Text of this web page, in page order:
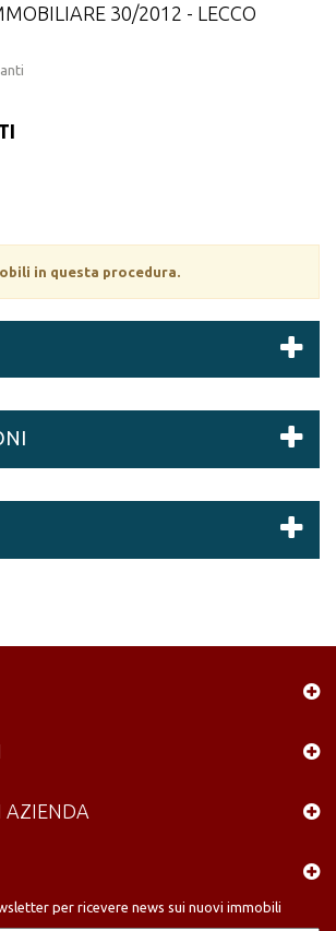
30/2012 - LECCO
in questa procedura.
AZIENDA
per ricevere news sui nuovi immobili